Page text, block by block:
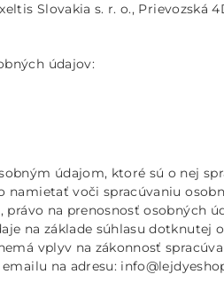
Slovakia s. r. o., Prievozská
údajov:
údajom, ktoré sú o nej
namietať voči spracúvaniu
na prenosnosť osobných
na základe súhlasu dotknutej
vplyv na zákonnosť
na adresu: